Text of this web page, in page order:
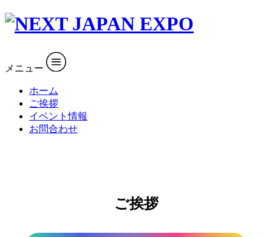
メニュー
ホーム
ご挨拶
イベント情報
お問合わせ
ご挨拶